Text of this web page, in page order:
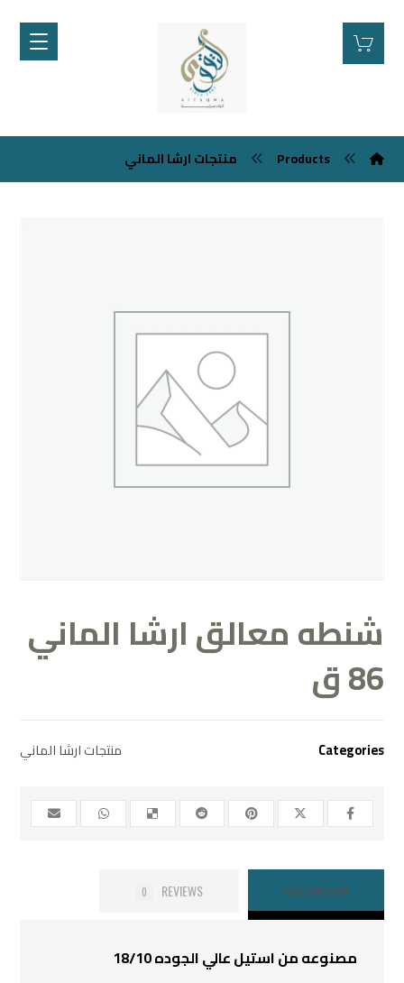
Products منتجات ارشا الماني
شنطه معالق ارشا الماني
86 ق
Categories منتجات ارشا الماني
DESCRIPTION
REVIEWS
0
مصنوعه من استيل عالي الجوده 18/10